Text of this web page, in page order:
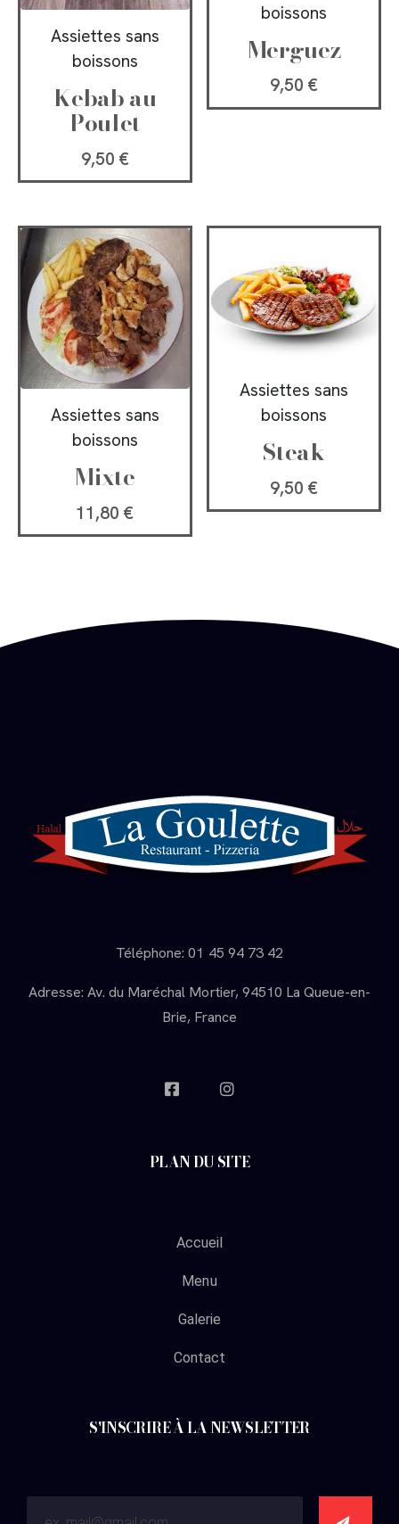
Assiettes sans
boissons
Kebab au
Poulet
9,50 €
boissons
Merguez
9,50€
Assiettes sans
boissons
Mixte
11,80€
Assiettes sans
boissons
Steak
9,50€
Téléphone: 01 45 94 73 42
Adresse: Av. du Maréchal Mortier, 94510 La Queue-en-
Brie, France
PLAN DU SITE
Accueil
Menu
Galerie
Contact
S'INSCRIRE À LA NEWSLETTER